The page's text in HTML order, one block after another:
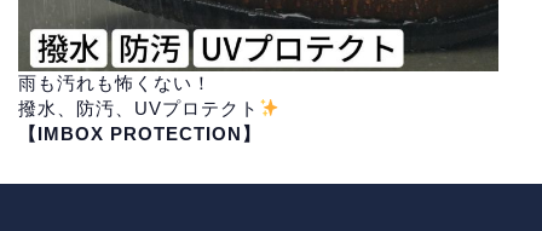
雨も汚れも怖くない！
撥水、防汚、UVプロテクト
【IMBOX PROTECTION】